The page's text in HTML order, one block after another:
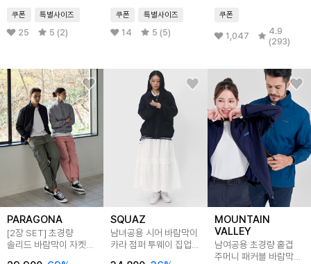
쿠폰 특별사이즈
25 5 (2)
쿠폰 특별사이즈
14 5 (5)
쿠폰
1,047
4.9
(293)
PARAGONA
[2장 SET] 초경량
솔리드 바람막이 자켓
SQUAZ
남녀공용 시어 바람막이
카라 점퍼 투웨이 집업
MOUNTAIN
VALLEY
남여공용 초경량 홑겹
주머니 패커블 바람막이